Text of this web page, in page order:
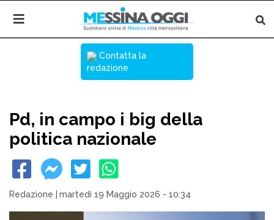
Contatta la
redazione
Pd, in campo i big della
politica nazionale
Redazione martedì 19 Maggio 2026 - 10:34